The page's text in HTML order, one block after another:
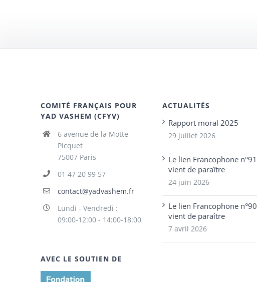
COMITÉ FRANÇAIS POUR
YAD VASHEM (CFYV)
6 avenue de la Motte-
Picquet
75007 Paris
01 47 20 99 57
contact@yadvashem.fr
Lundi - Vendredi :
09:00-12:00 - 14:00-18:00
AVEC LE SOUTIEN DE
ACTUALITÉS
Rapport moral 2025
29 juillet 2026
Le lien Francophone n°91
vient de paraître
24 juin 2026
Le lien Francophone n°90
vient de paraître
7 avril 2026